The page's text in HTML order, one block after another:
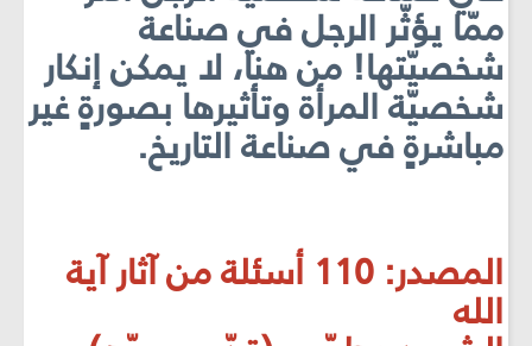
ممّا يؤثّر الرجل في صناعة
شخصيّتها! من هنا، لا يمكن إنكار
شخصيّة المرأة وتأثيرها بصورةٍ غير
مباشرةٍ في صناعة التاريخ.
المصدر: 110 أسئلة من آثار آية
الله